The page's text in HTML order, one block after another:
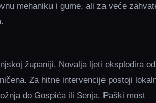
mehaniku i gume, ali za veće
županiji. Novalja ljeti eksplodira od
Za hitne intervencije postoji
do Gospića ili Senja. Paški most